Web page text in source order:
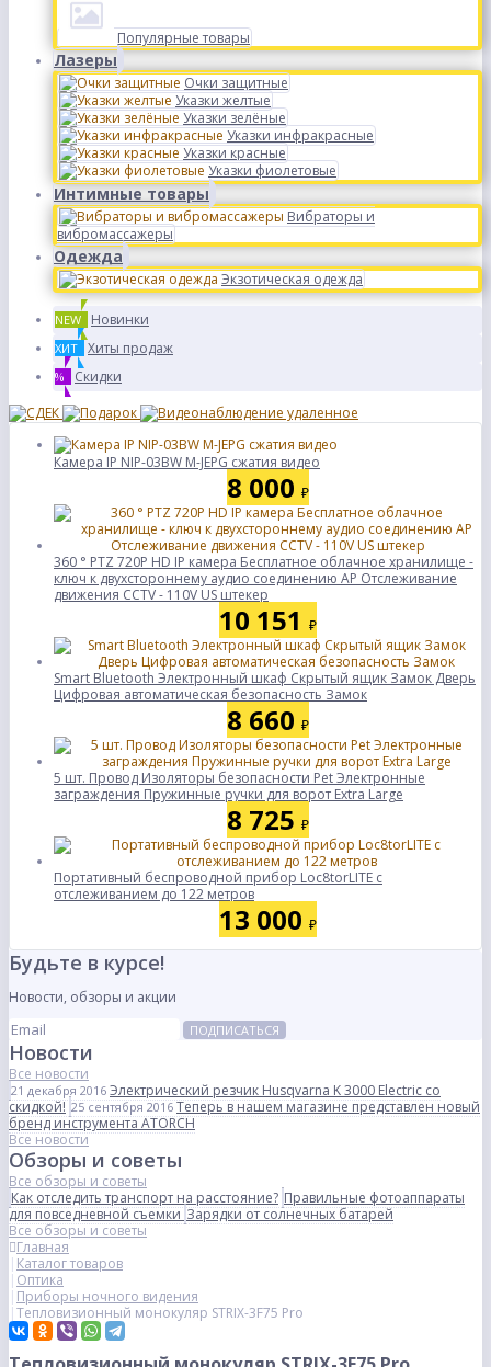
Популярные товары
Лазеры
Очки защитные
Указки желтые
Указки зелёные
Указки инфракрасные
Указки красные
Указки фиолетовые
Интимные товары
Вибраторы и
вибромассажеры
Одежда
Экзотическая одежда
NEW Новинки
ХИТ Хиты продаж
% Скидки
Камера IP NIP-03BW M-JEPG сжатия видео
8 000 ₽
360 ° PTZ 720P HD IP камера Бесплатное облачное хранилище -
ключ к двухстороннему аудио соединению AP Отслеживание
движения CCTV - 110V US штекер
10 151 ₽
Smart Bluetooth Электронный шкаф Скрытый ящик Замок Дверь
Цифровая автоматическая безопасность Замок
8 660 ₽
5 шт. Провод Изоляторы безопасности Pet Электронные
заграждения Пружинные ручки для ворот Extra Large
8 725 ₽
Портативный беспроводной прибор Loc8torLITE с
отслеживанием до 122 метров
13 000 ₽
Будьте в курсе!
Новости, обзоры и акции
ПОДПИСАТЬСЯ
Новости
Все новости
21 декабря 2016 Электрический резчик Husqvarna K 3000 Electric со
скидкой! 25 сентября 2016 Теперь в нашем магазине представлен новый
бренд инструмента ATORCH
Все новости
Обзоры и советы
Все обзоры и советы
Как отследить транспорт на расстояние? Правильные фотоаппараты
для повседневной съемкиЗарядки от солнечных батарей
Все обзоры и советы
Главная
Каталог товаров
Оптика
Приборы ночного видения
Тепловизионный монокуляр STRIX-3F75 Pro